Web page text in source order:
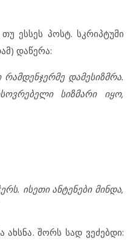
ესსეს პოსტ. სკრიპტუმი
დაწერა:
დამესიზმრა.
სიზმარი იყო,
ისეთი ანტენები მინდა,
ახსნა. შორს სად ვეძებდი: